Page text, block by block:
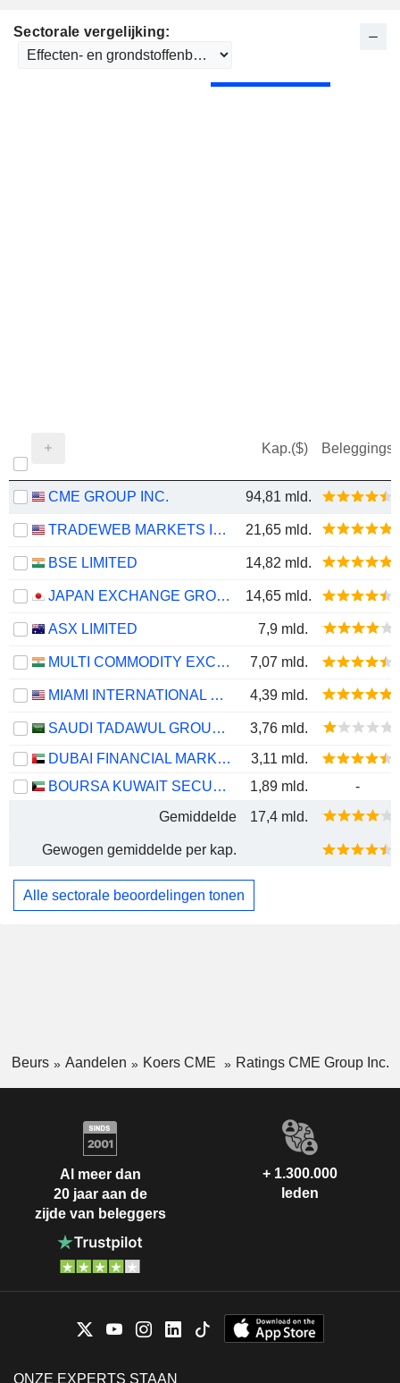
Sectorale vergelijking:
Kap.($) Beleggings
CME GROUP INC. 94,81 mld.
TRADEWEB MARKETS INC. 21,65 mld.
BSE LIMITED 14,82 mld.
JAPAN EXCHANGE GROUP, INC. 14,65 mld.
ASX LIMITED 7,9 mld.
MULTI COMMODITY EXCHANGE OF INDIA LIMITED 7,07 mld.
MIAMI INTERNATIONAL HOLDINGS, INC. 4,39 mld.
SAUDI TADAWUL GROUP HOLDING COMPANY
3,76 mld.
DUBAI FINANCIAL MARKET
3,11 mld.
BOURSA KUWAIT SECURITIES COMPANY K.P.S.C.
1,89 mld.
-
Gemiddelde
17,4 mld.
Gewogen gemiddelde per kap.
Alle sectorale beoordelingen tonen
Beurs Aandelen Koers CME Ratings CME Group Inc.
Al meer dan
20 jaar aan de
zijde van beleggers
+ 1.300.000
leden
ONZE EXPERTS STAAN